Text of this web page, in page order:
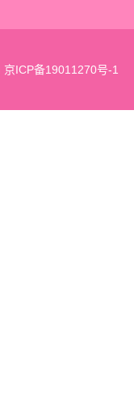
京ICP备19011270号-1